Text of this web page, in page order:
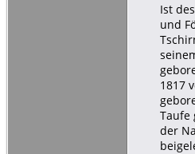
Ist
und
1817
Taufe
der